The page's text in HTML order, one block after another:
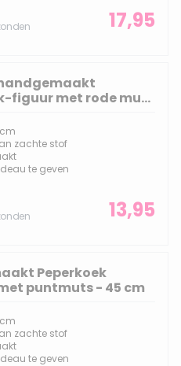
17,95
figuur met rode muts
zachte stof
te geven
13,95
Peperkoek
puntmuts - 45 cm
zachte stof
te geven